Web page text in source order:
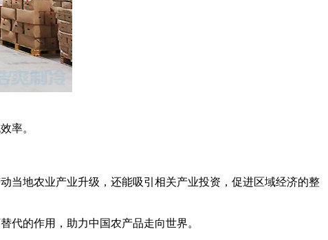
率。
地农业产业升级，还能吸引相关产业投资，促进区域经济的整
的作用，助力中国农产品走向世界。